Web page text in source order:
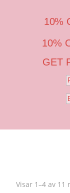
10%
10%
GET
Visar 1–4 av 11